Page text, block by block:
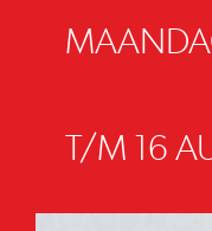
T/M 16